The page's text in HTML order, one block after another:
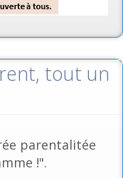
tout un
parentalitée
!".